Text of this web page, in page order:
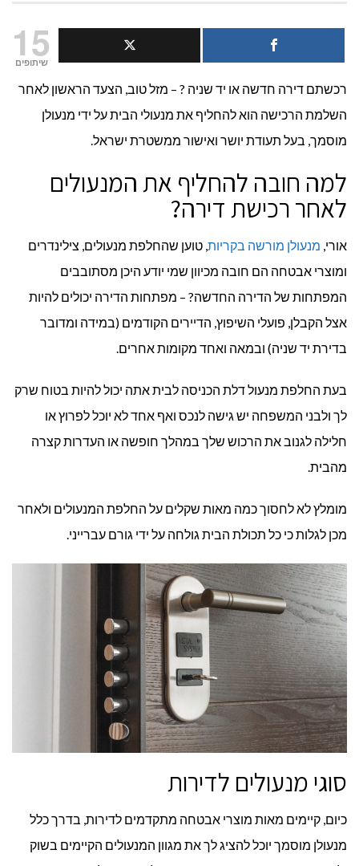
15
שיתופים
רכשתם דירה חדשה או יד שניה ? – מזל טוב, הצעד הראשון לאחר
השלמת הרכישה הוא להחליף את מנעולי הבית על ידי מנעולן
מוסמך, בעל תעודת יושר ואישור ממשטרת ישראל.
למה חובה להחליף את המנעולים
לאחר רכישת דירה?
אורי, מנעולן מורשה בקריות, טוען שהחלפת מנעולים, צילינדרים
ומוצרי אבטחה הם חובה מכיוון שמי יודע היכן מסתובבים
המפתחות של הדירה החדשה? – מפתחות הדירה יכולים להיות
אצל הקבלן, פועלי השיפוץ, הדיירים הקודמים (במידה ומדובר
בדירת יד שניה) ובמאה ואחד מקומות אחרים.
בעת החלפת מנעול דלת הכניסה לבית אתה יכול להיות בטוח שרק
לך ולבני המשפחה יש גישה לנכס ואף אחד לא יוכל לפרוץ או
חלילה לגנוב את הרכוש שלך במהלך חופשה או העדרות קצרה
מהבית.
מומלץ לא לחסוך כמה מאות שקלים על החלפת המנעולים ולאחר
מכן לגלות כי כל תכולת הבית גולחה על ידי גורם עברייני.
סוגי מנעולים לדירות
כיום, קיימים מאות מוצרי אבטחה מתקדמים לדירות, בדרך כלל
מנעולן מוסמך יוכל להציג לך את מגוון המנעולים הקיימים בשוק